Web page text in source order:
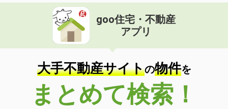
goo住宅・不動産
アプリ
大手不動産サイトの物件を
まとめて検索！